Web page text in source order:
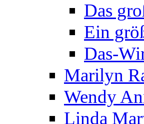
Das
Ein
Das-
Marilyn
Wendy
Linda